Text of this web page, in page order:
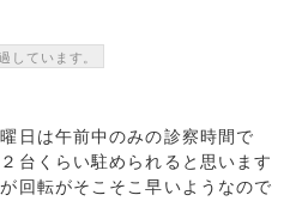
しています。
日は午前中のみの診察時間で
台くらい駐められると思います
回転がそこそこ早いようなので